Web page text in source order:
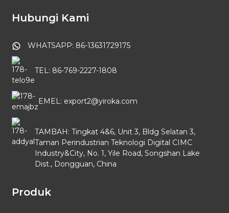
Hubungi Kami
WHATSAPP: 86-13631729175
TEL: 86-769-2227-1808
EMEL: export2@yiroka.com
TAMBAH: Tingkat 4&6, Unit 3, Bldg Selatan 3,
Taman Perindustrian Teknologi Digital CIMC
Industry&City, No. 1, Yile Road, Songshan Lake
Dist., Dongguan, China
Produk